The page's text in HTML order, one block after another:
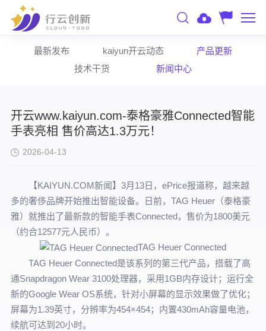
最新发布 kaiyun开云动态
产品更新
技术干货
新闻中心
开云www.kaiyun.com-泰格豪雅Connected智能
手表亮相 售价高达1.3万元！
2026-04-13
【KAIYUN.COM新闻】3月13日，ePrice报道称，越来越
多的奢侈品牌开始推出智能设备。日前，TAG Heuer（泰格豪
雅）就推出了最新款的智能手表Connected，售价为1800美元
（约合12577元人民币）。
TAG Heuer Connected
TAG Heuer Connected是该系列的第三代产品，搭载了高
通Snapdragon Wear 3100处理器，采用1GB内存设计；运行全
新的Google Wear OS系统，针对小屏幕的显示效果做了优化；
屏幕为1.39英寸，分辨率为454×454；内置430mAh容量电池，
续航可达到20小时。